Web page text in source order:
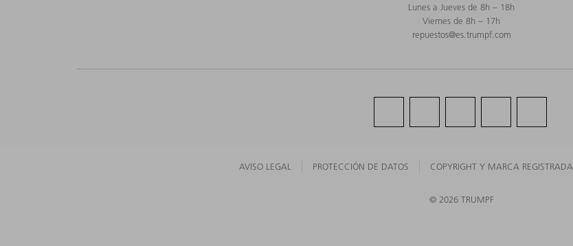
Lunes a Jueves de 8h – 18h
Viernes de 8h – 17h
repuestos@es.trumpf.com
AVISO LEGAL PROTECCIÓN DE DATOS COPYRIGHT Y MARCA REGISTRADA
© 2026 TRUMPF